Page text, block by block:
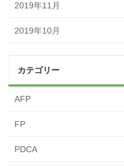
2019年11月
2019年10月
カテゴリー
AFP
FP
PDCA